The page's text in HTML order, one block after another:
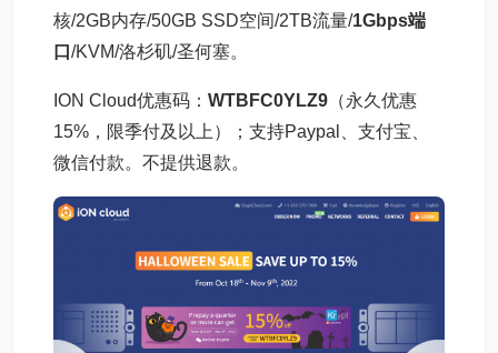
核/2GB内存/50GB SSD空间/2TB流量/1Gbps端
口 /KVM/洛杉矶/圣何塞。
ION Cloud优惠码： WTBFC0YLZ9 （永久优惠
15%，限季付及以上）；支持Paypal、支付宝、
微信付款。不提供退款。